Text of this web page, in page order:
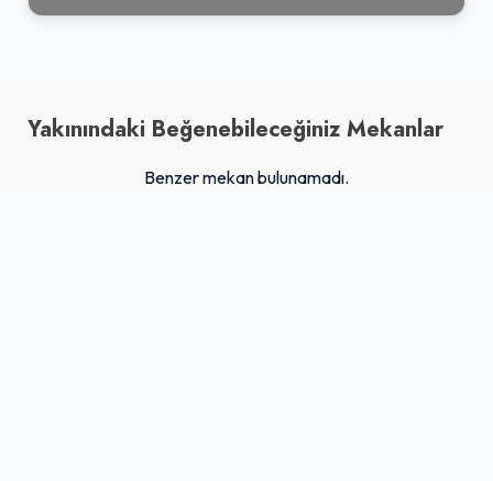
Yakınındaki Beğenebileceğiniz Mekanlar
Benzer mekan bulunamadı.